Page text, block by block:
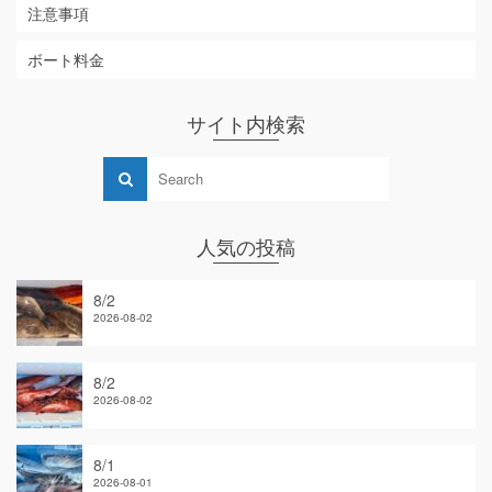
注意事項
ボート料金
サイト内検索
人気の投稿
8/2
2026-08-02
8/2
2026-08-02
8/1
2026-08-01